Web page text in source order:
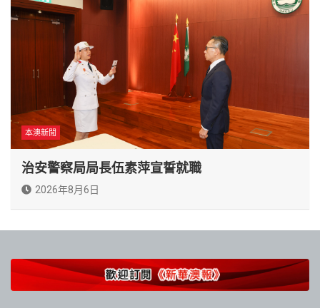
本澳新聞
治安警察局局長伍素萍宣誓就職
2026年8月6日